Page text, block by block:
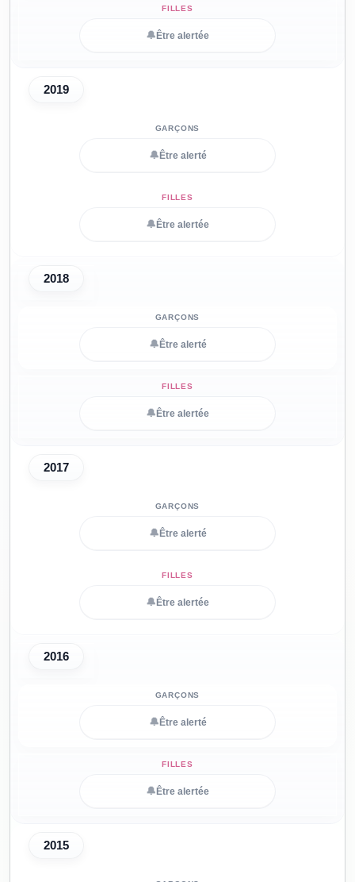
🔔 Être alertée
2019
🔔 Être alerté
🔔 Être alertée
2018
🔔 Être alerté
🔔 Être alertée
2017
🔔 Être alerté
🔔 Être alertée
2016
🔔 Être alerté
🔔 Être alertée
2015